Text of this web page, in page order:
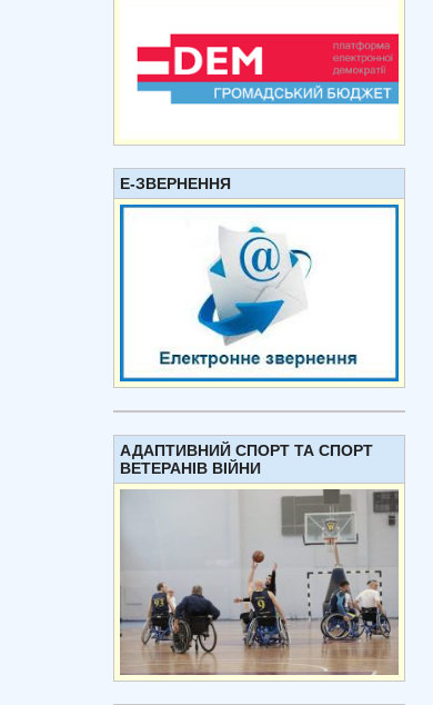
Е-ЗВЕРНЕННЯ
АДАПТИВНИЙ СПОРТ ТА СПОРТ
ВЕТЕРАНІВ ВІЙНИ